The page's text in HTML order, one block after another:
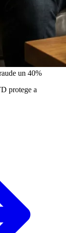
un 40%
protege a